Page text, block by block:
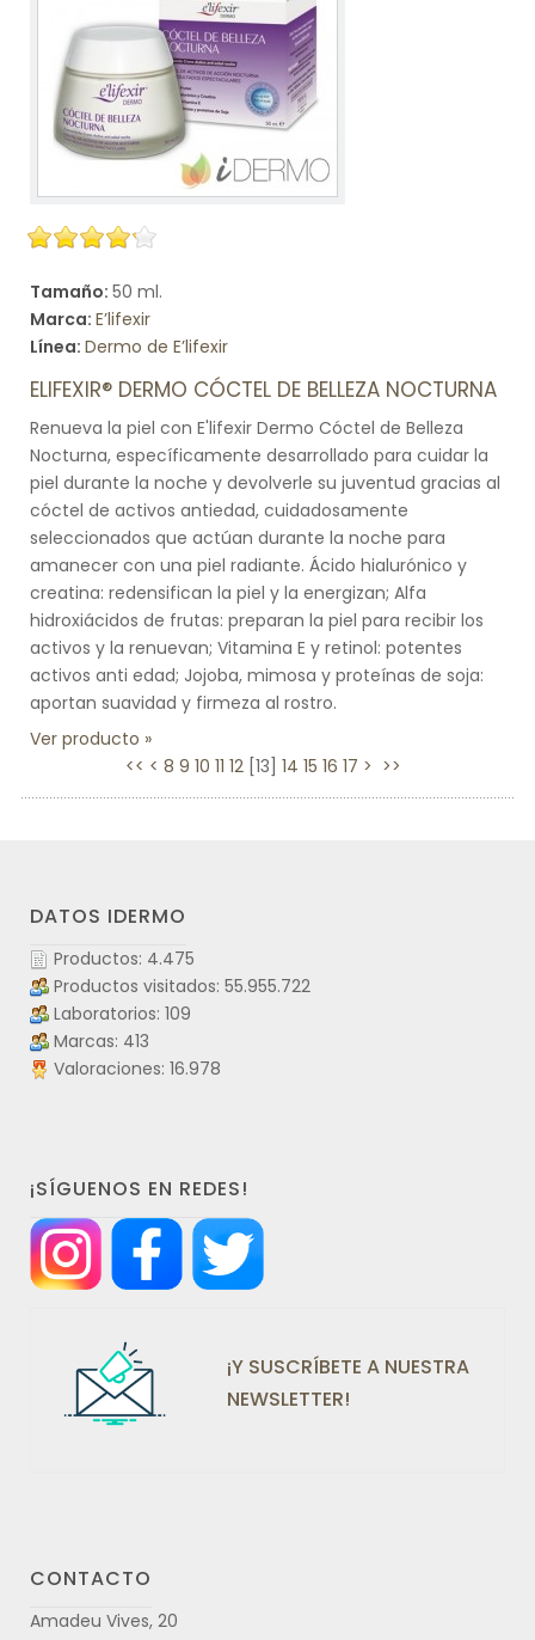
Tamaño: 50 ml.
Marca: E’lifexir
Línea: Dermo de E’lifexir
ELIFEXIR® DERMO CÓCTEL DE BELLEZA NOCTURNA
Renueva la piel con E'lifexir Dermo Cóctel de Belleza
Nocturna, específicamente desarrollado para cuidar la
piel durante la noche y devolverle su juventud gracias al
cóctel de activos antiedad, cuidadosamente
seleccionados que actúan durante la noche para
amanecer con una piel radiante. Ácido hialurónico y
creatina: redensifican la piel y la energizan; Alfa
hidroxiácidos de frutas: preparan la piel para recibir los
activos y la renuevan; Vitamina E y retinol: potentes
activos anti edad; Jojoba, mimosa y proteínas de soja:
aportan suavidad y firmeza al rostro.
Ver producto
<< < 8 9 10 11 12[ 13 14 15 16 17 > >>
DATOS IDERMO
Productos: 4.475
Productos visitados: 55.955.722
Laboratorios: 109
Marcas: 413
Valoraciones: 16.978
¡SÍGUENOS EN REDES!
¡Y SUSCRÍBETE A NUESTRA
NEWSLETTER!
CONTACTO
Amadeu Vives, 20